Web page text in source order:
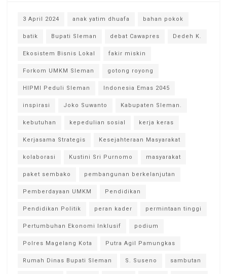
3 April 2024 anak yatim dhuafa bahan pokok
batik Bupati Sleman debat Cawapres Dedeh K.
Ekosistem Bisnis Lokal fakir miskin
Forkom UMKM Sleman gotong royong
HIPMI Peduli Sleman Indonesia Emas 2045
inspirasi Joko Suwanto Kabupaten Sleman.
kebutuhan kepedulian sosial kerja keras
Kerjasama Strategis Kesejahteraan Masyarakat
kolaborasi Kustini Sri Purnomo masyarakat
paket sembako pembangunan berkelanjutan
Pemberdayaan UMKM Pendidikan
Pendidikan Politik peran kader permintaan tinggi
Pertumbuhan Ekonomi Inklusif podium
Polres Magelang Kota Putra Agil Pamungkas
Rumah Dinas Bupati Sleman S. Suseno sambutan